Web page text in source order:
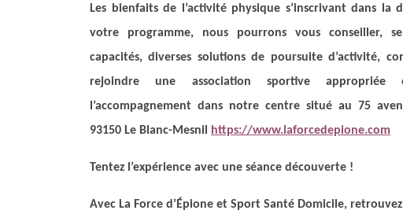
Les bienfaits de l’activité physique s’inscrivant dans la
votre programme, nous pourrons vous conseiller,
capacités, diverses solutions de poursuite d’activité,
rejoindre une association sportive
l’accompagnement dans notre centre situé au 75
93150 Le Blanc-Mesnil
https://www.laforcedepione.com
Tentez l’expérience avec une séance découverte !
Avec La Force d’Épione et Sport Santé Domicile,